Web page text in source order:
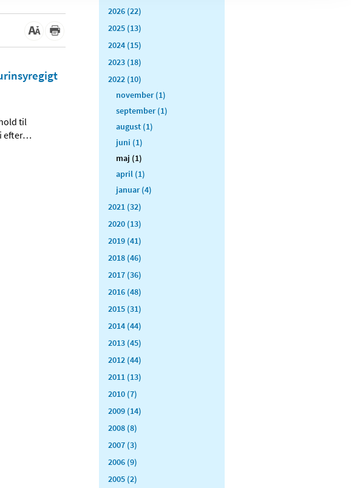
til
efter…
2026 (22)
2025 (13)
2024 (15)
2023 (18)
2022 (10)
november (1)
september (1)
august (1)
juni (1)
maj (1)
april (1)
januar (4)
2021 (32)
2020 (13)
2019 (41)
2018 (46)
2017 (36)
2016 (48)
2015 (31)
2014 (44)
2013 (45)
2012 (44)
2011 (13)
2010 (7)
2009 (14)
2008 (8)
2007 (3)
2006 (9)
2005 (2)